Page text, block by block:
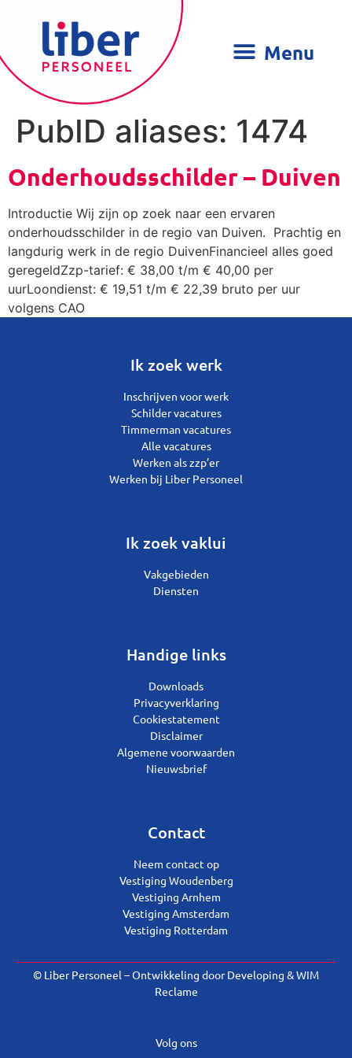
PubID aliases: 1474
Onderhoudsschilder – Duiven
Introductie Wij zijn op zoek naar een ervaren
onderhoudsschilder in de regio van Duiven. Prachtig en
langdurig werk in de regio DuivenFinancieel alles goed
geregeldZzp-tarief: € 38,00 t/m € 40,00 per
uurLoondienst: € 19,51 t/m € 22,39 bruto per uur
volgens CAO
Ik zoek werk
Inschrijven voor werk
Schilder vacatures
Timmerman vacatures
Alle vacatures
Werken als zzp’er
Werken bij Liber Personeel
Ik zoek vaklui
Vakgebieden
Diensten
Handige links
Downloads
Privacyverklaring
Cookiestatement
Disclaimer
Algemene voorwaarden
Nieuwsbrief
Contact
Neem contact op
Vestiging Woudenberg
Vestiging Arnhem
Vestiging Amsterdam
Vestiging Rotterdam
© Liber Personeel – Ontwikkeling doorDeveloping &WIM
Reclame
Volg ons